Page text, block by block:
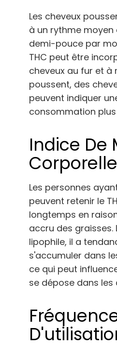
Les cheveux
à un rythme moyen
demi-pouce par
THC peut être
cheveux au fur et à
poussent, des
peuvent indiquer
consommation
Indice De
Les personnes
peuvent retenir le
longtemps en
accru des graisses.
lipophile, il a
s'accumuler dans
ce qui peut
se dépose dans les